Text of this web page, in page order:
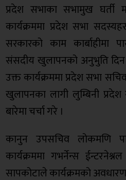
प्रदेश सभाका सभामुख घर्ती
कार्यक्रममा प्रदेश सभा
सरकारको काम कार्बाहीमा
संसदीय खुलापनको अनुभुति दिन
उक्त कार्यक्रममा प्रदेश सभा
खुलापनका लागी लुम्बिनी
बारेमा चर्चा गरे ।
कानुन उपसचिव लोकमणि
कार्यक्रममा गभर्नेन्स
सापकोटाले कार्यक्रमको